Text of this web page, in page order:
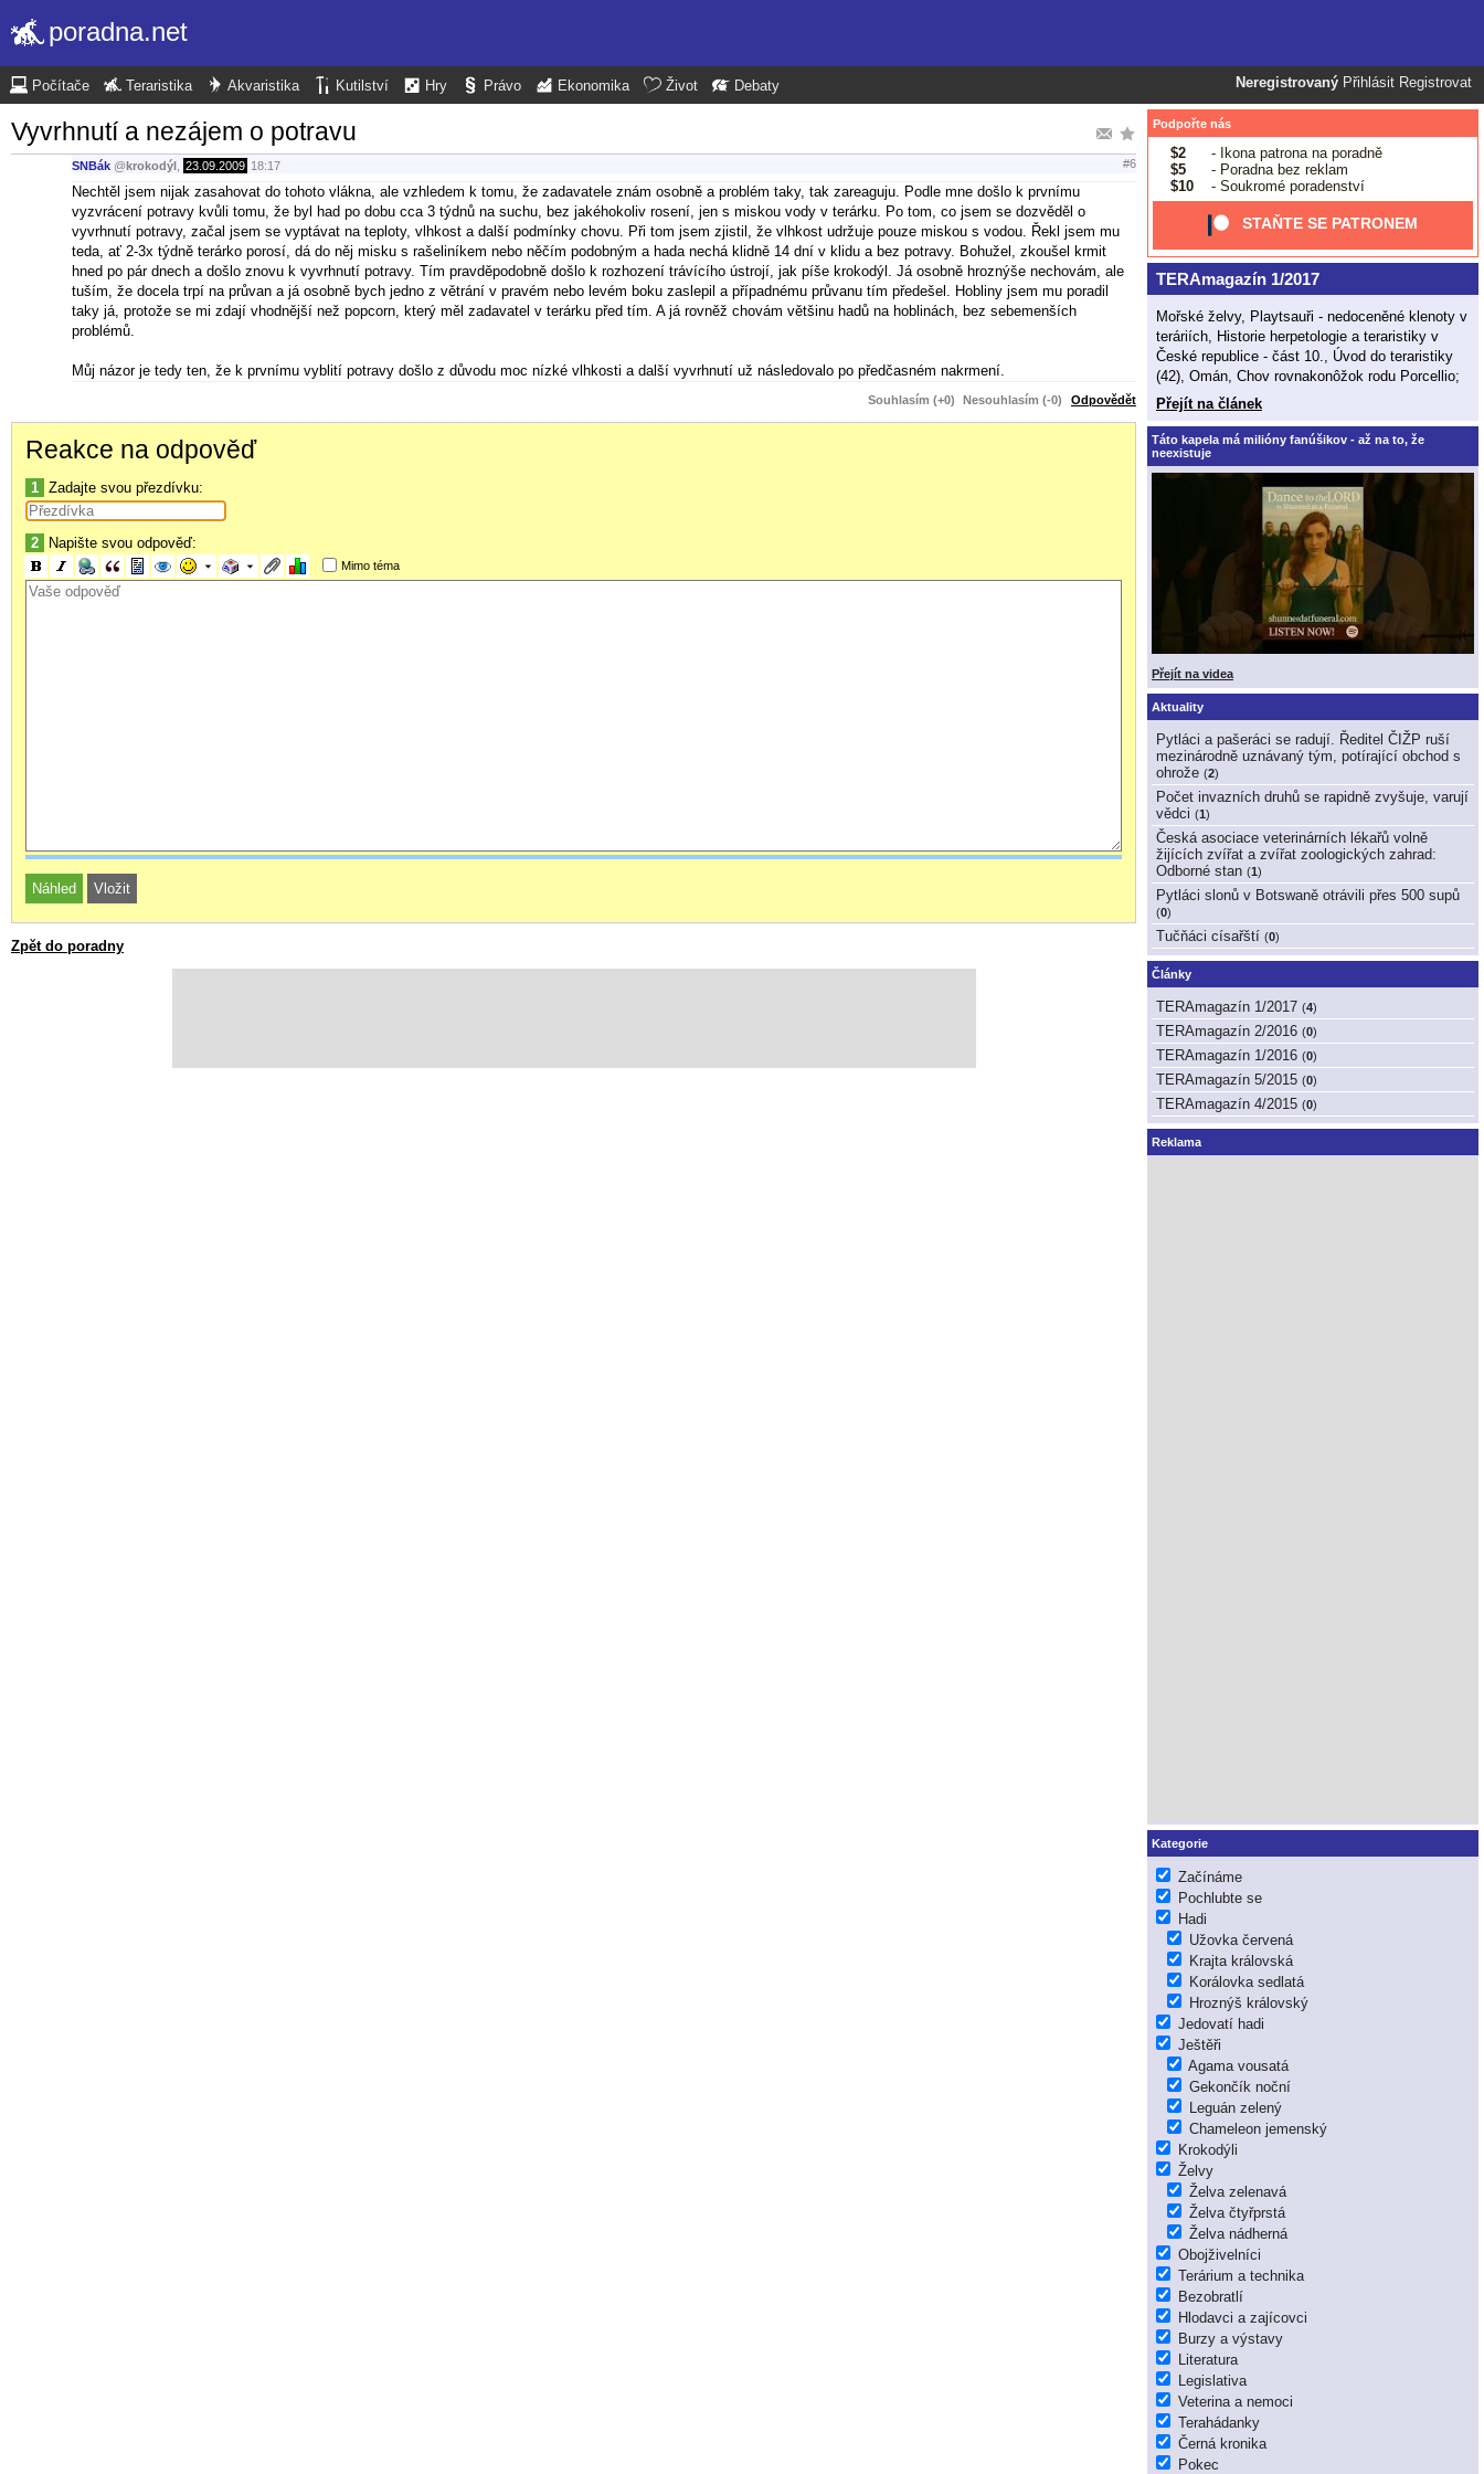
poradna.net
Neregistrovaný Přihlásit Registrovat
Počítače Teraristika Akvaristika Kutilství Hry Právo Ekonomika Život Debaty
Vyvrhnutí a nezájem o potravu
SNBák @krokodýl 23.09.2009 18:17 #6
Nechtěl jsem nijak zasahovat do tohoto vlákna, ale vzhledem k tomu, že zadavatele znám osobně a problém taky, tak zareaguju. Podle mne došlo k prvnímu
vyzvrácení potravy kvůli tomu, že byl had po dobu cca 3 týdnů na suchu, bez jakéhokoliv rosení, jen s miskou vody v terárku. Po tom, co jsem se dozvěděl o
vyvrhnutí potravy, začal jsem se vyptávat na teploty, vlhkost a další podmínky chovu. Při tom jsem zjistil, že vlhkost udržuje pouze miskou s vodou. Řekl jsem mu
teda, ať 2-3x týdně terárko porosí, dá do něj misku s rašeliníkem nebo něčím podobným a hada nechá klidně 14 dní v klidu a bez potravy. Bohužel, zkoušel krmit
hned po pár dnech a došlo znovu k vyvrhnutí potravy. Tím pravděpodobně došlo k rozhození trávícího ústrojí, jak píše krokodýl. Já osobně hroznýše nechovám, ale
tuším, že docela trpí na průvan a já osobně bych jedno z větrání v pravém nebo levém boku zaslepil a případnému průvanu tím předešel. Hobliny jsem mu poradil
taky já, protože se mi zdají vhodnější než popcorn, který měl zadavatel v terárku před tím. A já rovněž chovám většinu hadů na hoblinách, bez sebemenších
problémů.
Můj názor je tedy ten, že k prvnímu vyblití potravy došlo z důvodu moc nízké vlhkosti a další vyvrhnutí už následovalo po předčasném nakrmení.
Souhlasím (+0) Nesouhlasím (-0) Odpovědět
Reakce na odpověď
1 Zadajte svou přezdívku:
2 Napište svou odpověď:
Mimo téma
Zpět do poradny
Podpořte nás
$2
- Ikona patrona na poradně
$5
- Poradna bez reklam
$10
- Soukromé poradenství
STAŇTE SE PATRONEM
TERAmagazín 1/2017
Mořské želvy, Playtsauři - nedoceněné klenoty v
teráriích, Historie herpetologie a teraristiky v
České republice - část 10., Úvod do teraristiky
(42), Omán, Chov rovnakonôžok rodu Porcellio;
Přejít na článek
Táto kapela má milióny fanúšikov - až na to, že
neexistuje
Přejít na videa
Aktuality
Pytláci a pašeráci se radují. Ředitel ČIŽP ruší
mezinárodně uznávaný tým, potírající obchod s
ohrože (2)
Počet invazních druhů se rapidně zvyšuje, varují
vědci (1)
Česká asociace veterinárních lékařů volně
žijících zvířat a zvířat zoologických zahrad:
Odborné stan (1)
Pytláci slonů v Botswaně otrávili přes 500 supů
(0)
Tučňáci císařští (0)
Články
TERAmagazín 1/2017 (4)
TERAmagazín 2/2016 (0)
TERAmagazín 1/2016 (0)
TERAmagazín 5/2015 (0)
TERAmagazín 4/2015 (0)
Reklama
Kategorie
Začínáme
Pochlubte se
Hadi
Užovka červená
Krajta královská
Korálovka sedlatá
Hroznýš královský
Jedovatí hadi
Ještěři
Agama vousatá
Gekončík noční
Leguán zelený
Chameleon jemenský
Krokodýli
Želvy
Želva zelenavá
Želva čtyřprstá
Želva nádherná
Obojživelníci
Terárium a technika
Bezobratlí
Hlodavci a zajícovci
Burzy a výstavy
Literatura
Legislativa
Veterina a nemoci
Terahádanky
Černá kronika
Pokec